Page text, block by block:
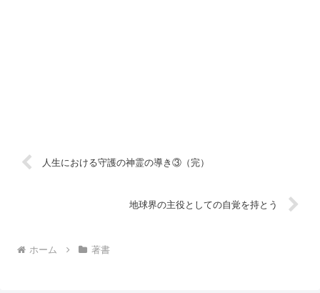
人生における守護の神霊の導き③（完）
地球界の主役としての自覚を持とう
ホーム 著書